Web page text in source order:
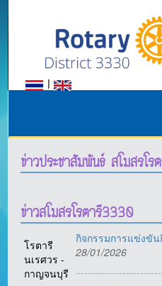
|
ข่าวประชาสัมพันธ์ สโมสรโร
ข่าวสโมสรโรตารี3330
โรตารี
นเรศวร -
กาญจนบุรี
กิจกรรมการแข่งขัน
28/01/2026